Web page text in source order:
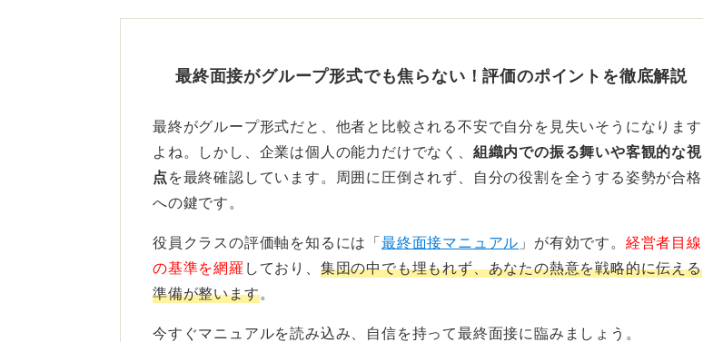
最終面接がグループ形式でも焦らない！評価のポイントを徹底解説
最終がグループ形式だと、他者と比較される不安で自分を見失いそうになります
よね。しかし、企業は個人の能力だけでなく、 組織内での振る舞いや客観的な視
点 を最終確認しています。周囲に圧倒されず、自分の役割を全うする姿勢が合格
への鍵です。
役員クラスの評価軸を知るには「 最終面接マニュアル 」が有効です。 経営者目線
の基準を網羅 しており、 集団の中でも埋もれず、あなたの熱意を戦略的に伝える
準備が整います。
今すぐマニュアルを読み込み、自信を持って最終面接に臨みましょう。